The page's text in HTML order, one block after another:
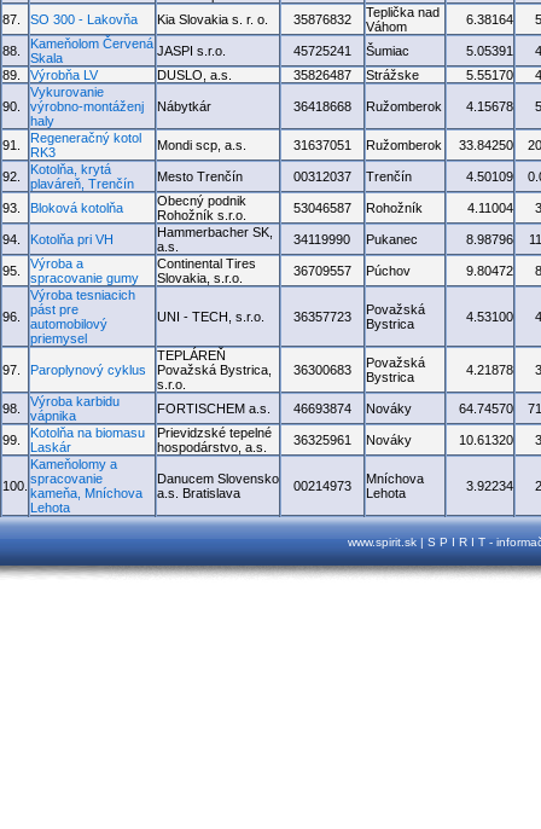
87.
SO 300 - Lakovňa Kia Slovakia s. r. o. 35876832
Teplička nad
Váhom
6.38164
88.
Kameňolom Červená
Skala
JASPI s.r.o. 45725241 Šumiac 5.05391
89.
Výrobňa LV DUSLO, a.s. 35826487 Strážske 5.55170
90.
Vykurovanie
výrobno-montáženj
haly
Nábytkár 36418668 Ružomberok 4.15678
91.
Regeneračný kotol
RK3
Mondi scp, a.s. 31637051 Ružomberok 33.84250
92.
Kotolňa, krytá
plaváreň, Trenčín
Mesto Trenčín 00312037 Trenčín 4.50109
93. Bloková kotolňa
Obecný podnik
Rohožník s.r.o.
53046587 Rohožník 4.11004
94. Kotolňa pri VH
Hammerbacher SK,
a.s.
34119990 Pukanec 8.98796
95.
Výroba a
spracovanie gumy
Continental Tires
Slovakia, s.r.o.
36709557 Púchov 9.80472
96.
Výroba tesniacich
pást pre
automobilový
priemysel
UNI - TECH, s.r.o. 36357723
Považská
Bystrica
4.53100
97. Paroplynový cyklus
TEPLÁREŇ
Považská Bystrica,
s.r.o.
36300683
Považská
Bystrica
4.21878
98.
Výroba karbidu
vápnika
FORTISCHEM a.s. 46693874 Nováky 64.74570
99.
Kotolňa na biomasu
Laskár
Prievidzské tepelné
hospodárstvo, a.s.
36325961 Nováky 10.61320
100.
Kameňolomy a
spracovanie
kameňa, Mníchova
Lehota
Danucem Slovensko
a.s. Bratislava
00214973
Mníchova
Lehota
3.92234
www.spirit.sk | S P I R I T -